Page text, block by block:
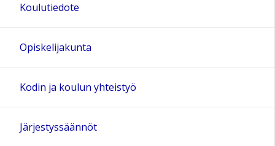
Koulutiedote
Opiskelijakunta
Kodin ja koulun yhteistyö
Järjestyssäännöt